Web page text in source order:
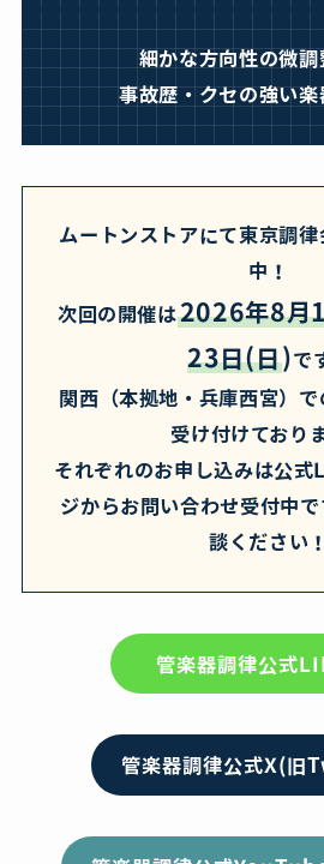
細かな方向性の微調
事故歴・クセの強い
ムートンストアにて東京調
中！
次回の開催は 2026年8月
23日(日)で
関西（本拠地・兵庫西宮）
受け付けておりま
それぞれのお申し込みは公式
ジからお問い合わせ受付中
談ください！
管楽器調律公式
管楽器調律公式X(